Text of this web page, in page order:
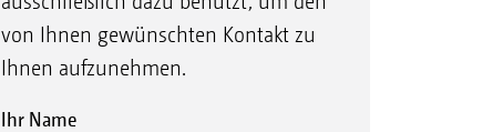
von Ihnen gewünschten Kontakt zu
Ihnen aufzunehmen.
Ihr Name